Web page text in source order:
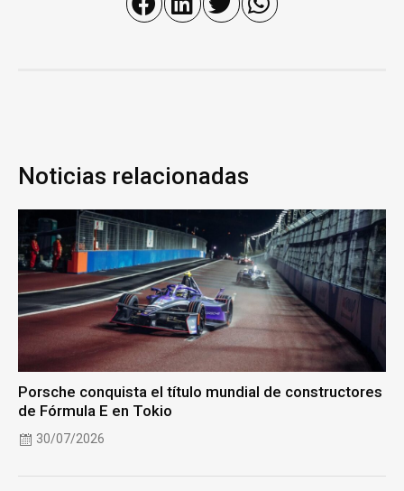
Noticias relacionadas
Porsche conquista el título mundial de constructores
de Fórmula E en Tokio
30/07/2026